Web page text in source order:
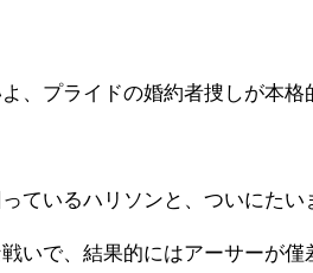
、プライドの婚約者捜しが本格
ているハリソンと、ついにた
いで、結果的にはアーサーが僅